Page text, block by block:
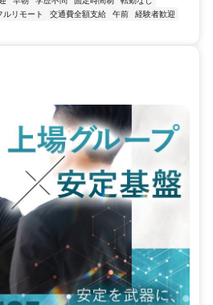
ルリモート 交通費全額支給 午前
経験者歓迎